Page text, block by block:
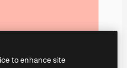
to enhance site